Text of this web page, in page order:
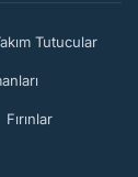
Tutucular
Fırınlar